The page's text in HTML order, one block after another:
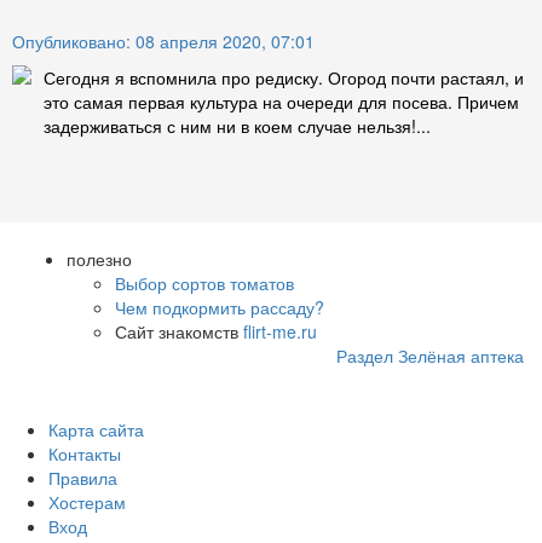
Опубликовано: 08 апреля 2020, 07:01
Сегодня я вспомнила про редиску. Огород почти растаял, и
это самая первая культура на очереди для посева. Причем
задерживаться с ним ни в коем случае нельзя!...
полезно
Выбор сортов томатов
Чем подкормить рассаду?
Сайт знакомств flirt-me.ru
Раздел Зелёная аптека
Карта сайта
Контакты
Правила
Хостерам
Вход